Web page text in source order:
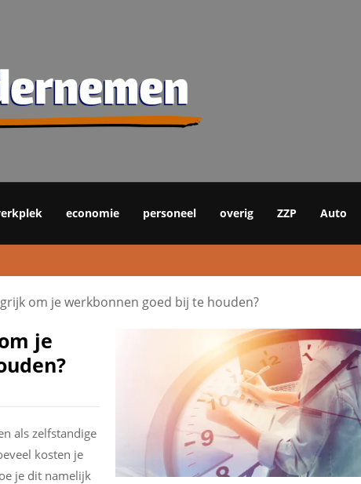
economie personeel overig ZZP Auto
om je werkbonnen goed bij te houden?
je
als zelfstandige
kosten je
je dit namelijk